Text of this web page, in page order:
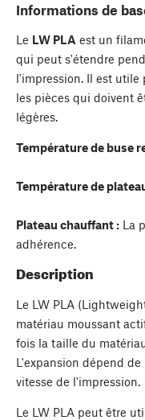
Informations de
Le LW PLA est un
qui peut s'étendre
l'impression. Il est utile
les pièces qui doivent
légères.
Température de buse
Température de
Plateau chauffant : La
adhérence.
Description
Le LW PLA
matériau moussant
fois la taille du
L'expansion dépend
vitesse de l'impression.
Le LW PLA peut être